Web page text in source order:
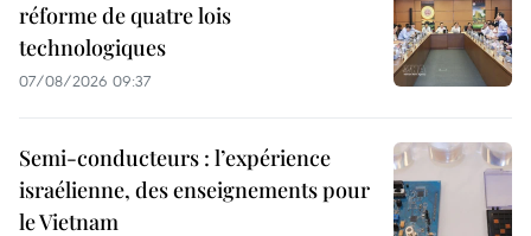
réforme de quatre lois
technologiques
07/08/2026 09:37
Semi-conducteurs : l’expérience
israélienne, des enseignements pour
le Vietnam